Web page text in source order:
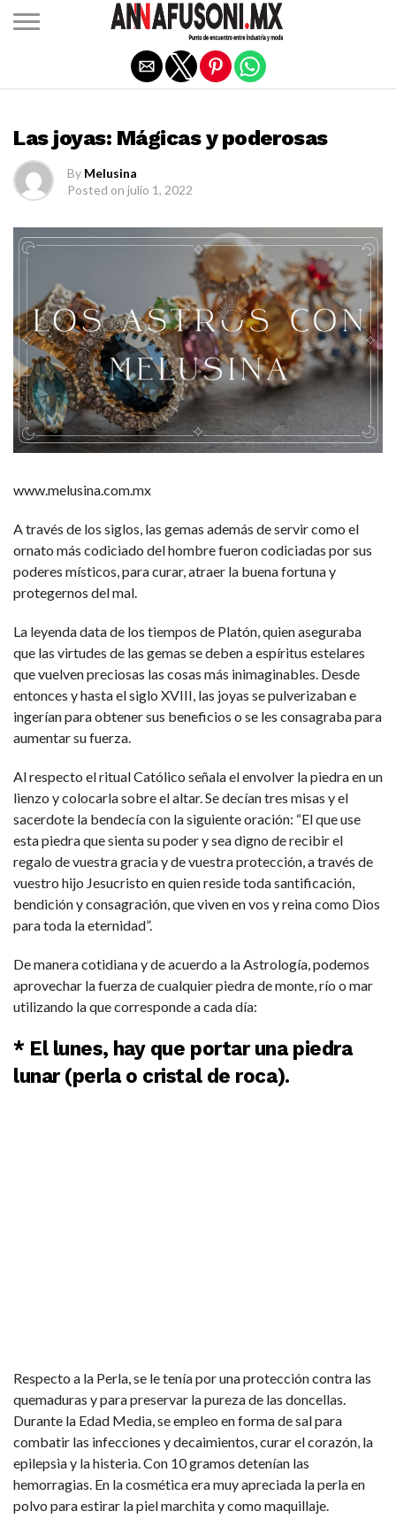
Las joyas: Mágicas y poderosas
By Melusina
Posted on julio 1, 2022
www.melusina.com.mx
A través de los siglos, las gemas además de servir como el
ornato más codiciado del hombre fueron codiciadas por sus
poderes místicos, para curar, atraer la buena fortuna y
protegernos del mal.
La leyenda data de los tiempos de Platón, quien aseguraba
que las virtudes de las gemas se deben a espíritus estelares
que vuelven preciosas las cosas más inimaginables. Desde
entonces y hasta el siglo XVIII, las joyas se pulverizaban e
ingerían para obtener sus beneficios o se les consagraba para
aumentar su fuerza.
Al respecto el ritual Católico señala el envolver la piedra en un
lienzo y colocarla sobre el altar. Se decían tres misas y el
sacerdote la bendecía con la siguiente oración: “El que use
esta piedra que sienta su poder y sea digno de recibir el
regalo de vuestra gracia y de vuestra protección, a través de
vuestro hijo Jesucristo en quien reside toda santificación,
bendición y consagración, que viven en vos y reina como Dios
para toda la eternidad”.
De manera cotidiana y de acuerdo a la Astrología, podemos
aprovechar la fuerza de cualquier piedra de monte, río o mar
utilizando la que corresponde a cada día:
* El lunes, hay que portar una piedra
lunar (perla o cristal de roca).
Respecto a la Perla, se le tenía por una protección contra las
quemaduras y para preservar la pureza de las doncellas.
Durante la Edad Media, se empleo en forma de sal para
combatir las infecciones y decaimientos, curar el corazón, la
epilepsia y la histeria. Con 10 gramos detenían las
hemorragias. En la cosmética era muy apreciada la perla en
polvo para estirar la piel marchita y como maquillaje.
Salir de la versión móvil